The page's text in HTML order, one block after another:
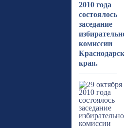
2010 года
состоялось
заседание
комиссии
края.